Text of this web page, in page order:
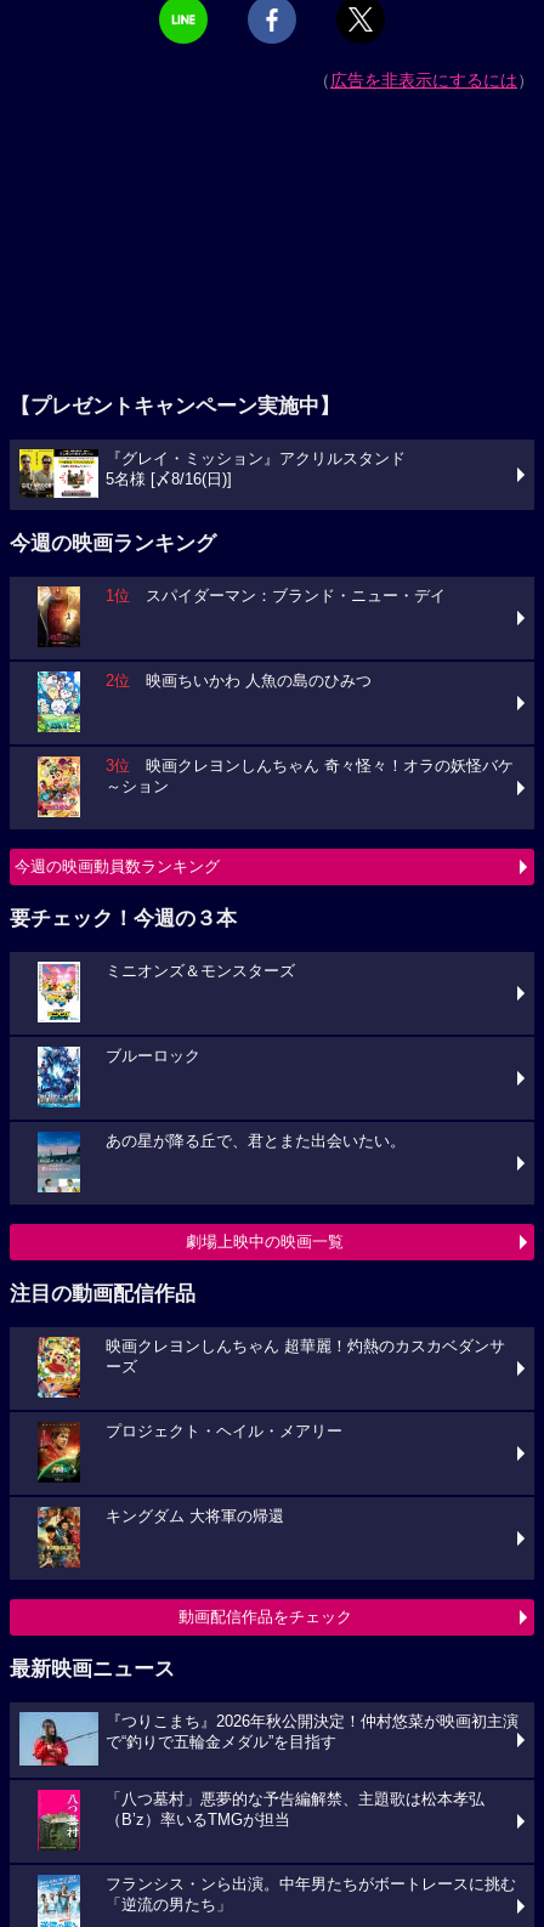
（広告を非表示にするには）
【プレゼントキャンペーン実施中】
『グレイ・ミッション』アクリルスタンド
5名様 [〆8/16(日)]
今週の映画ランキング
1位 スパイダーマン：ブランド・ニュー・デイ
2位 映画ちいかわ 人魚の島のひみつ
3位 映画クレヨンしんちゃん 奇々怪々！オラの妖怪バケ
～ション
今週の映画動員数ランキング
要チェック！今週の３本
ミニオンズ＆モンスターズ
ブルーロック
あの星が降る丘で、君とまた出会いたい。
劇場上映中の映画一覧
注目の動画配信作品
映画クレヨンしんちゃん 超華麗！灼熱のカスカベダンサ
ーズ
プロジェクト・ヘイル・メアリー
キングダム 大将軍の帰還
動画配信作品をチェック
最新映画ニュース
『つりこまち』2026年秋公開決定！仲村悠菜が映画初主演
で“釣りで五輪金メダル”を目指す
「八つ墓村」悪夢的な予告編解禁、主題歌は松本孝弘
（B’z）率いるTMGが担当
フランシス・ンら出演。中年男たちがボートレースに挑む
「逆流の男たち」